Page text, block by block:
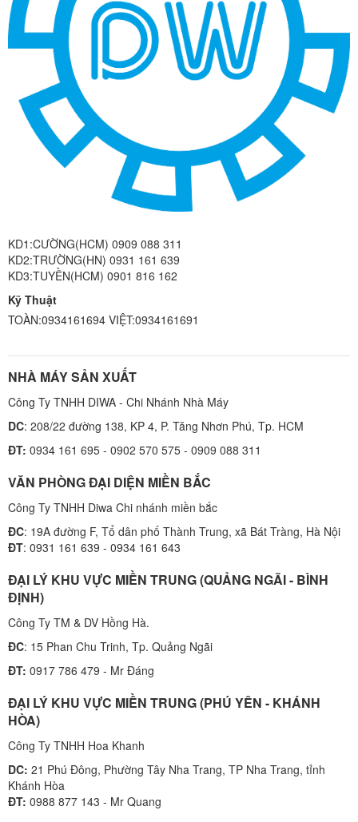
KD1:CƯỜNG(HCM) 0909 088 311
KD2:TRƯỜNG(HN) 0931 161 639
KD3:TUYỀN(HCM) 0901 816 162
Kỹ Thuật
TOÀN:0934161694 VIỆT:0934161691
NHÀ MÁY SẢN XUẤT
Công Ty TNHH DIWA - Chi Nhánh Nhà Máy
DC: 208/22 đường 138, KP 4, P. Tăng Nhơn Phú, Tp. HCM
ĐT: 0934 161 695 - 0902 570 575 - 0909 088 311
VĂN PHÒNG ĐẠI DIỆN MIỀN BẮC
Công Ty TNHH Diwa Chi nhánh miền bắc
ĐC: 19A đường F, Tổ dân phố Thành Trung, xã Bát Tràng, Hà Nội
ĐT: 0931 161 639 - 0934 161 643
ĐẠI LÝ KHU VỰC MIỀN TRUNG (QUẢNG NGÃI - BÌNH
ĐỊNH)
Công Ty TM & DV Hồng Hà.
ĐC: 15 Phan Chu Trinh, Tp. Quảng Ngãi
ĐT: 0917 786 479 - Mr Đáng
ĐẠI LÝ KHU VỰC MIỀN TRUNG (PHÚ YÊN - KHÁNH
HÒA)
Công Ty TNHH Hoa Khanh
DC: 21 Phú Đông, Phường Tây Nha Trang, TP Nha Trang, tỉnh
Khánh Hòa
ĐT: 0988 877 143 - Mr Quang